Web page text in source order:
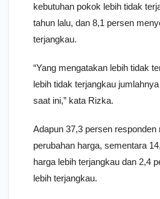
kebutuhan pokok lebih tidak
tahun lalu, dan 8,1 persen
terjangkau.
“Yang mengatakan lebih tidak
lebih tidak terjangkau
saat ini,” kata Rizka.
Adapun 37,3 persen responden
perubahan harga, sementara
harga lebih terjangkau dan 2,4
lebih terjangkau.